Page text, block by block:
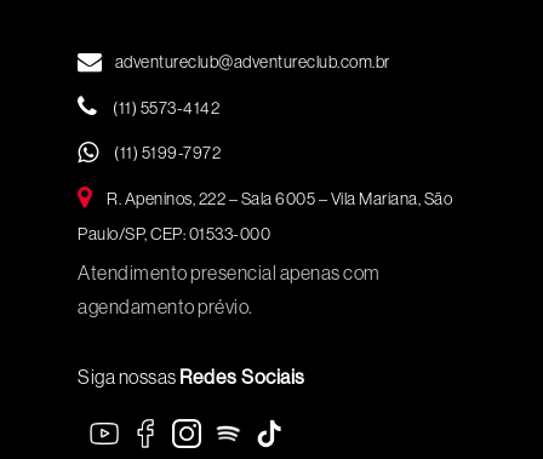
adventureclub@adventureclub.com.br
(11) 5573-4142
(11) 5199-7972
R. Apeninos, 222 – Sala 6005 – Vila Mariana, São
Paulo/SP, CEP: 01533-000
Atendimento presencial apenas com
agendamento prévio.
Siga nossas Redes Sociais